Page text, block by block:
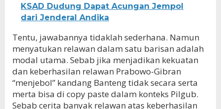
KSAD Dudung Dapat Acungan Jempol
dari Jenderal Andika
Tentu, jawabannya tidaklah sederhana. Namun
menyatukan relawan dalam satu barisan adalah
modal utama. Sebab jika menjadikan kekuatan
dan keberhasilan relawan Prabowo-Gibran
“menjebol” kandang Banteng tidak secara serta
merta bisa di copy paste dalam konteks Pilgub.
Sebab cerita banyak relawan atas keberhasilan